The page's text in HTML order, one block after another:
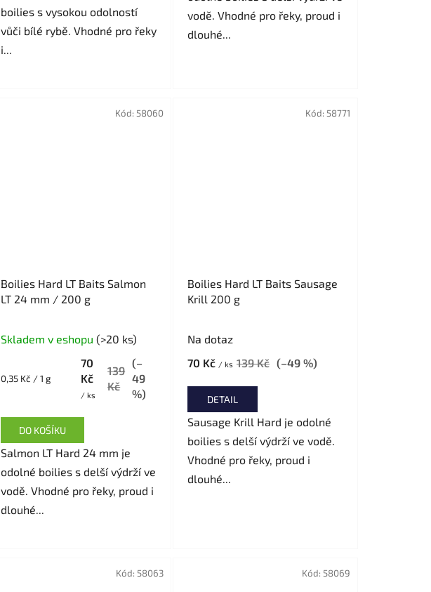
boilies s vysokou odolností
vůči bílé rybě. Vhodné pro řeky
i...
vodě. Vhodné pro řeky, proud i
dlouhé...
Boilies Hard LT Baits Salmon
LT 24 mm / 200 g
Skladem v eshopu (>20 ks)
70
Kč
/ ks
139
Kč
(–
49
%)
Měrná
0,35 Kč / 1 g
DO KOŠÍKU
Salmon LT Hard 24 mm je
odolné boilies s delší výdrží ve
vodě. Vhodné pro řeky, proud i
dlouhé...
Kód: 58060
Boilies Hard LT Baits Sausage
Krill 200 g
Na dotaz
70 Kč / ks 139 Kč (–49 %)
DETAIL
Sausage Krill Hard je odolné
boilies s delší výdrží ve vodě.
Vhodné pro řeky, proud i
dlouhé...
Kód: 58771
Kód: 58063 Kód: 58069